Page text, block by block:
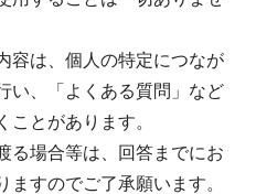
容は、個人の特定につなが
い、「よくある質問」など
ことがあります。
る場合等は、回答までにお
ますのでご了承願います。